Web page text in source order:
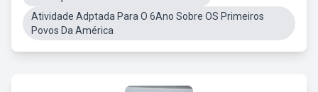
Atividade Adptada Para O 6Ano Sobre OS Primeiros
Povos Da América